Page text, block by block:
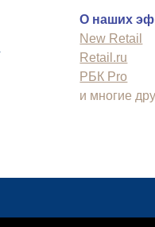
О наших
New Retail
Retail.ru
РБК Pro
и многие